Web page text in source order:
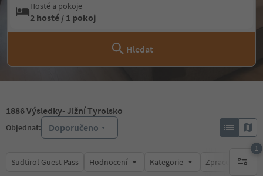
Hosté a pokoje
2 hosté / 1 pokoj
Hledat
1886Výsledky- Jižní Tyrolsko
Objednat: Doporučeno
Südtirol Guest Pass Hodnocení Kategorie Zpracovává
1
1